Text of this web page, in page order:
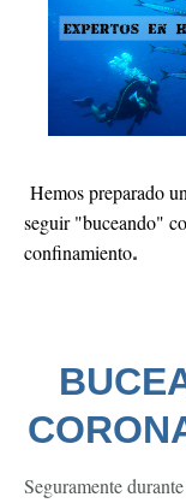
Hemos preparado
seguir "buceando"
confinamiento.
Seguramente